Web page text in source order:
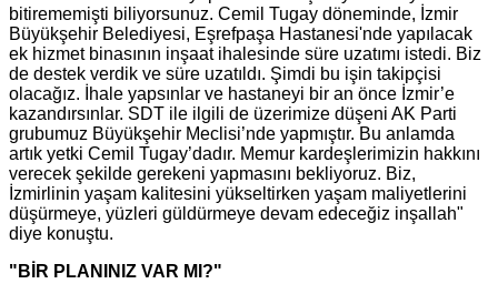
bitirememişti biliyorsunuz. Cemil Tugay döneminde, İzmir
Büyükşehir Belediyesi, Eşrefpaşa Hastanesi'nde yapılacak
ek hizmet binasının inşaat ihalesinde süre uzatımı istedi. Biz
de destek verdik ve süre uzatıldı. Şimdi bu işin takipçisi
olacağız. İhale yapsınlar ve hastaneyi bir an önce İzmir’e
kazandırsınlar. SDT ile ilgili de üzerimize düşeni AK Parti
grubumuz Büyükşehir Meclisi’nde yapmıştır. Bu anlamda
artık yetki Cemil Tugay’dadır. Memur kardeşlerimizin hakkını
verecek şekilde gerekeni yapmasını bekliyoruz. Biz,
İzmirlinin yaşam kalitesini yükseltirken yaşam maliyetlerini
düşürmeye, yüzleri güldürmeye devam edeceğiz inşallah"
diye konuştu.
"BİR PLANINIZ VAR MI?"